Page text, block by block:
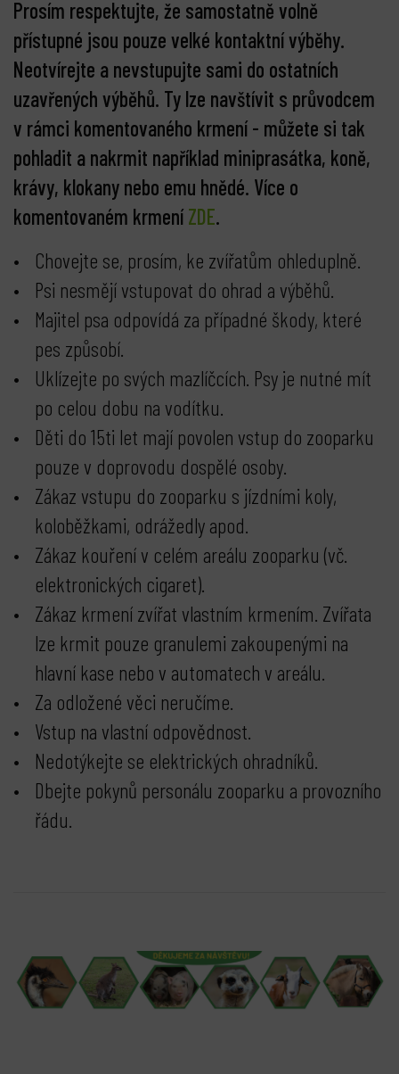
Prosím respektujte, že samostatně volně
přístupné jsou pouze velké kontaktní výběhy.
Neotvírejte a nevstupujte sami do ostatních
uzavřených výběhů. Ty lze navštívit s průvodcem
v rámci komentovaného krmení - můžete si tak
pohladit a nakrmit například miniprasátka, koně,
krávy, klokany nebo emu hnědé. Více o
komentovaném krmení ZDE.
Chovejte se, prosím, ke zvířatům ohleduplně.
Psi nesmějí vstupovat do ohrad a výběhů.
Majitel psa odpovídá za případné škody, které
pes způsobí.
Uklízejte po svých mazlíčcích. Psy je nutné mít
po celou dobu na vodítku.
Děti do 15ti let mají povolen vstup do zooparku
pouze v doprovodu dospělé osoby.
Zákaz vstupu do zooparku s jízdními koly,
koloběžkami, odrážedly apod.
Zákaz kouření v celém areálu zooparku (vč.
elektronických cigaret).
Zákaz krmení zvířat vlastním krmením. Zvířata
lze krmit pouze granulemi zakoupenými na
hlavní kase nebo v automatech v areálu.
Za odložené věci neručíme.
Vstup na vlastní odpovědnost.
Nedotýkejte se elektrických ohradníků.
Dbejte pokynů personálu zooparku a provozního
řádu.